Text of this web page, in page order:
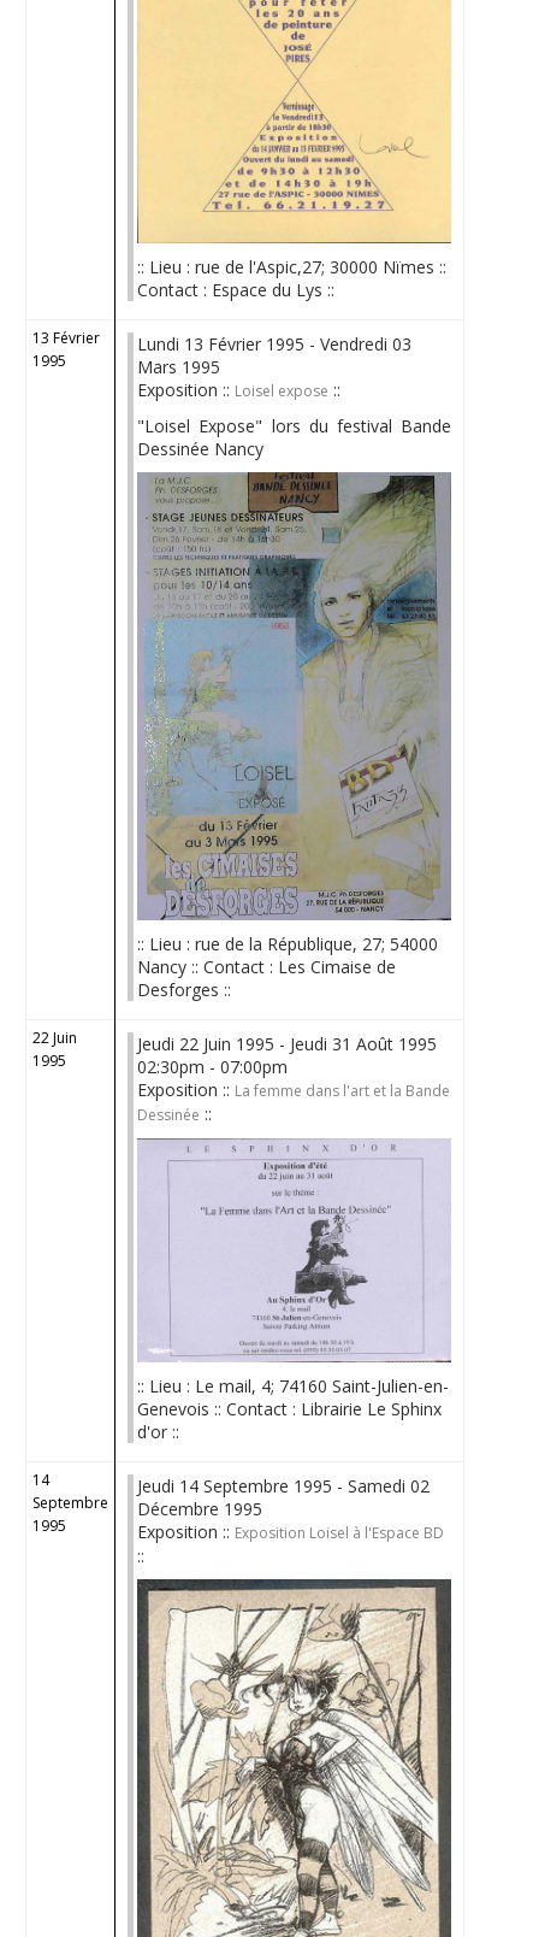
:: Lieu : rue de l'Aspic,27; 30000 Nïmes ::
Contact : Espace du Lys ::
13 Février
1995
Lundi 13 Février 1995 - Vendredi 03
Mars 1995
Exposition :: Loisel expose ::
"Loisel Expose" lors du festival Bande
Dessinée Nancy
:: Lieu : rue de la République, 27; 54000
Nancy :: Contact : Les Cimaise de
Desforges ::
22 Juin
1995
Jeudi 22 Juin 1995 - Jeudi 31 Août 1995
02:30pm - 07:00pm
Exposition :: La femme dans l'art et la Bande
Dessinée ::
:: Lieu : Le mail, 4; 74160 Saint-Julien-en-
Genevois :: Contact : Librairie Le Sphinx
d'or ::
14
Septembre
1995
Jeudi 14 Septembre 1995 - Samedi 02
Décembre 1995
Exposition :: Exposition Loisel à l'Espace BD
::